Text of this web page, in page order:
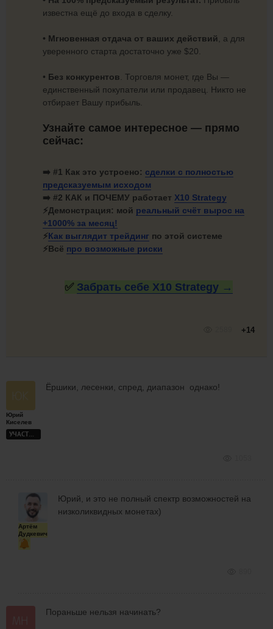
известна ещё до входа в сделку.
• Мгновенная отдача от ваших действий , а для
уверенного старта достаточно уже $20.
• Без конкурентов . Торговля монет, где Вы —
единственный покупатели или продавец. Никто не
отбирает Вашу прибыль.
Узнайте самое интересное — прямо
сейчас:
➡️ #1 Как это устроено: сделки с полностью
предсказуемым исходом
➡️ #2 КАК и ПОЧЕМУ работает X10 Strategy
⚡Демонстрация: мой реальный счёт вырос на
+1000% за месяц!
⚡Как выглядит трейдинг по этой системе
⚡Всё про возможные риски
✅ Забрать себе X10 Strategy →
+14
Юрий
Киселев
УЧАСТНИК
Ёршики, лесенки, спред, диапазон однако!
Артём
Дудкевич
Юрий, и это не полный спектр возможностей на
низколиквидных монетах)
Пораньше нельзя начинать?